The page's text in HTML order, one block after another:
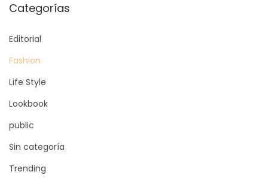
Categorías
Editorial
Fashion
Life Style
Lookbook
public
Sin categoría
Trending